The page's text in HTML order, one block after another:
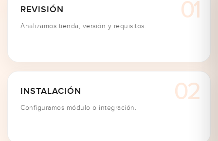
REVISIÓN
Analizamos tienda, versión y requisitos.
INSTALACIÓN
Configuramos módulo o integración.